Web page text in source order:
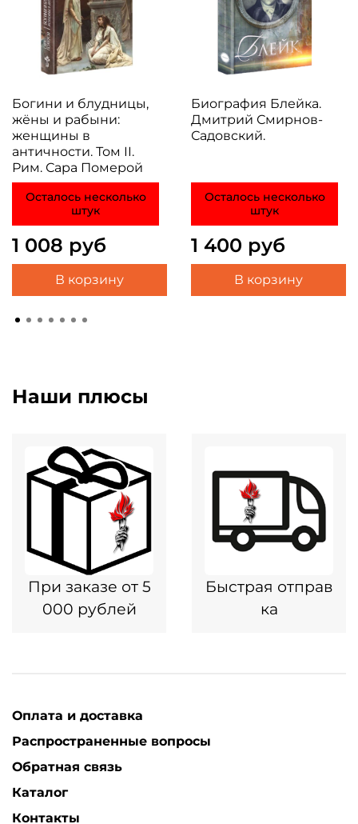
Богини и блудницы,
жёны и рабыни:
женщины в
античности. Том II.
Рим. Сара Померой
Осталось несколько
штук
1 008 руб
В корзину
Биография Блейка.
Дмитрий Смирнов-
Садовский.
Осталось несколько
штук
1 400 руб
В корзину
Наши плюсы
При заказе от 5
000 рублей
Быстрая отправ
ка
Оплата и доставка
Распространенные вопросы
Обратная связь
Каталог
Контакты